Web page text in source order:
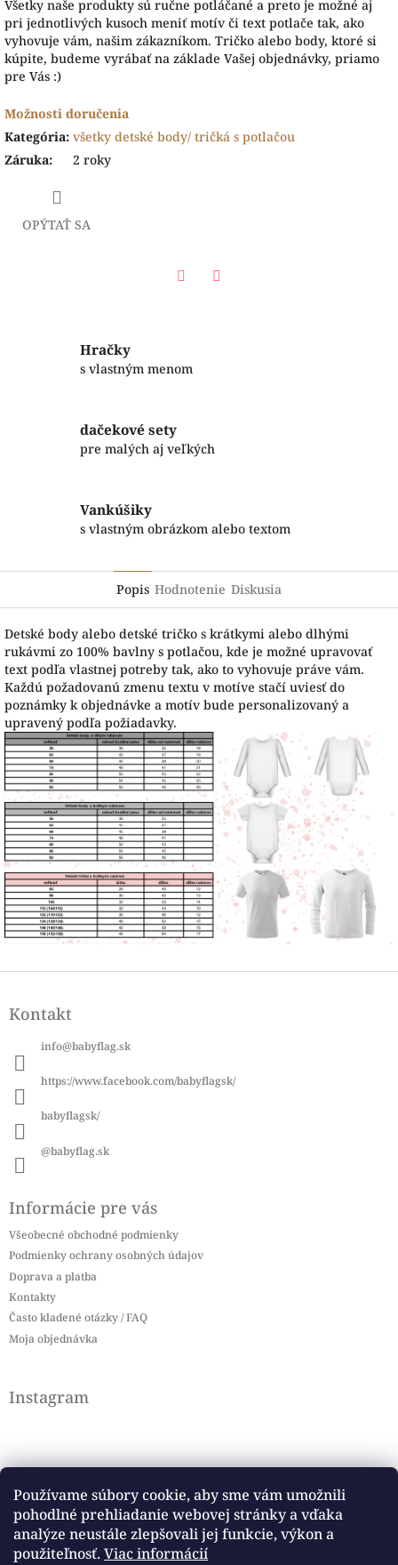
Používame súbory cookie, aby sme vám umožnili
pohodlné prehliadanie webovej stránky a vďaka
analýze neustále zlepšovali jej funkcie, výkon a
použiteľnosť. Viac informácií
Všetky naše produkty sú ručne potláčané a preto je možné aj
pri jednotlivých kusoch meniť motív či text potlače tak, ako
vyhovuje vám, našim zákazníkom. Tričko alebo body, ktoré si
kúpite, budeme vyrábať na základe Vašej objednávky, priamo
pre Vás :)
Možnosti doručenia
Kategória: všetky detské body/ tričká s potlačou
Záruka: 2 roky
OPÝTAŤ SA
Hračky
s vlastným menom
dačekové sety
pre malých aj veľkých
Vankúšiky
s vlastným obrázkom alebo textom
Popis Hodnotenie Diskusia
Detské body alebo detské tričko s krátkymi alebo dlhými
rukávmi zo 100% bavlny s potlačou, kde je možné upravovať
text podľa vlastnej potreby tak, ako to vyhovuje práve vám.
Každú požadovanú zmenu textu v motíve stačí uviesť do
poznámky k objednávke a motív bude personalizovaný a
upravený podľa požiadavky.
Z
pKontakt
info@babyflag.sk
https://www.facebook.com/babyflagsk/
babyflagsk/
@babyflag.sk
Informácie pre vás
Všeobecné obchodné podmienky
Podmienky ochrany osobných údajov
Doprava a platba
Kontakty
Často kladené otázky / FAQ
Moja objednávka
Instagram
Sledovať na Instagrame